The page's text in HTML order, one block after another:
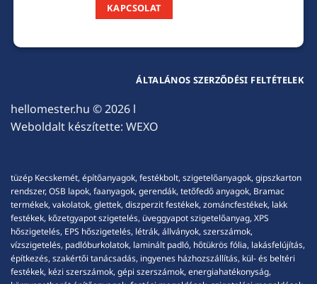
KAPCSOLAT
hellomester.hu © 2026 l
Weboldalt készítette: WEXO
ÁLTALÁNOS SZERZŐDÉSI FELTÉTELEK
tüzép Kecskemét, építőanyagok, festékbolt, szigetelőanyagok, gipszkarton
rendszer, OSB lapok, faanyagok, gerendák, tetőfedő anyagok, Bramac
termékek, vakolatok, glettek, diszperzit festékek, zománcfestékek, lakk
festékek, kőzetgyapot szigetelés, üveggyapot szigetelőanyag, XPS
hőszigetelés, EPS hőszigetelés, létrák, állványok, szerszámok,
vízszigetelés, padlóburkolatok, laminált padló, hőtükrös fólia, lakásfelújítás,
építkezés, szakértői tanácsadás, ingyenes házhozszállítás, kül- és beltéri
festékek, kézi szerszámok, gépi szerszámok, energiahatékonyság,